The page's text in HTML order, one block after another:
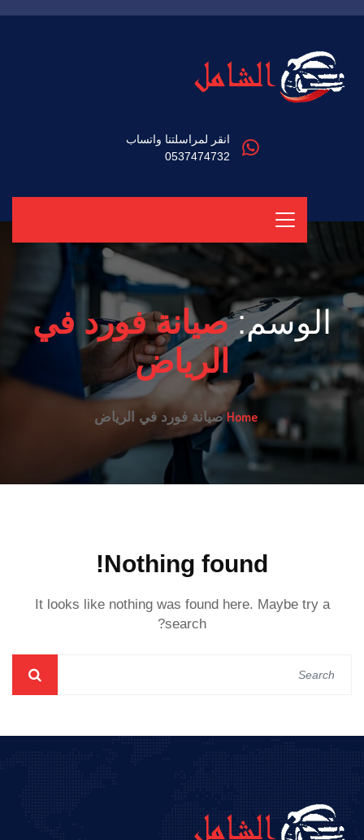
انقر لمراسلتنا واتساب
0537474732
الوسم:صيانة فورد في
الرياض
Homeصيانة فورد في الرياض
Nothing found!
It looks like nothing was found here. Maybe try a
search?